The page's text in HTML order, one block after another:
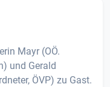
Mayr (OÖ.
und Gerald
ÖVP) zu Gast.